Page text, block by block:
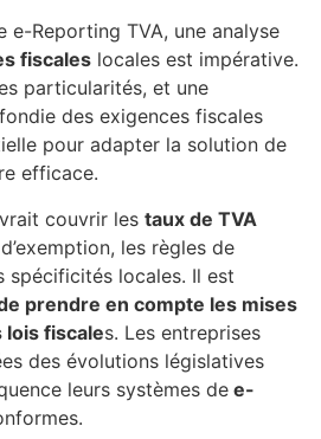
e-Reporting TVA, une analyse
fiscales locales est impérative.
particularités, et une
des exigences fiscales
pour adapter la solution de
efficace.
couvrir les taux de TVA
les règles de
spécificités locales. Il est
prendre en compte les mises
fiscales. Les entreprises
des évolutions législatives
leurs systèmes de e-